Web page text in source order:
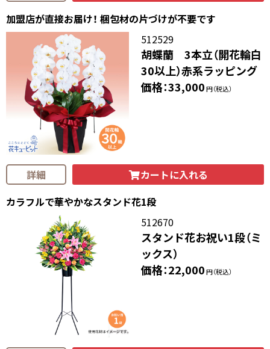
加盟店が直接お届け！ 梱包材の片づけが不要です
512529
胡蝶蘭 3本立（開花輪白
30以上）赤系ラッピング
価格：33,000円（税込）
詳細
カートに入れる
カラフルで華やかなスタンド花1段
512670
スタンド花お祝い1段（ミ
ックス）
価格：22,000円（税込）